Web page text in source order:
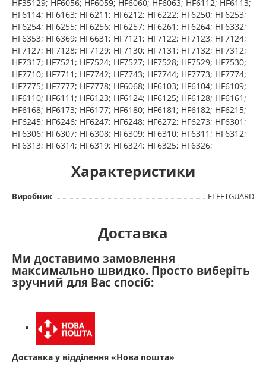
HF35129; HF6056; HF6059; HF6060; HF6063; HF6112; HF6113;
HF6114; HF6163; HF6211; HF6212; HF6222; HF6250; HF6253;
HF6254; HF6255; HF6256; HF6257; HF6261; HF6264; HF6332;
HF6353; HF6369; HF6631; HF7121; HF7122; HF7123; HF7124;
HF7127; HF7128; HF7129; HF7130; HF7131; HF7132; HF7312;
HF7317; HF7521; HF7524; HF7527; HF7528; HF7529; HF7530;
HF7710; HF7711; HF7742; HF7743; HF7744; HF7773; HF7774;
HF7775; HF7777; HF7778; HF6068; HF6103; HF6104; HF6109;
HF6110; HF6111; HF6123; HF6124; HF6125; HF6128; HF6161;
HF6168; HF6173; HF6177; HF6180; HF6181; HF6182; HF6215;
HF6245; HF6246; HF6247; HF6248; HF6272; HF6273; HF6301;
HF6306; HF6307; HF6308; HF6309; HF6310; HF6311; HF6312;
HF6313; HF6314; HF6319; HF6324; HF6325; HF6326;
Характеристики
Виробник FLEETGUARD
Доставка
Ми доставимо замовлення
максимально швидко. Просто виберіть
зручний для Вас спосіб:
Доставка у відділення «Нова пошта»